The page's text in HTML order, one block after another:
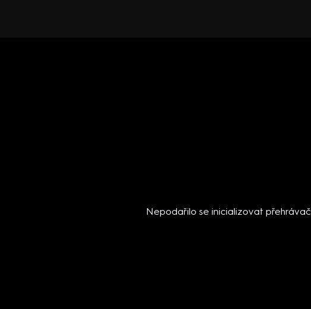
Nepodařilo se inicializovat přehrávač